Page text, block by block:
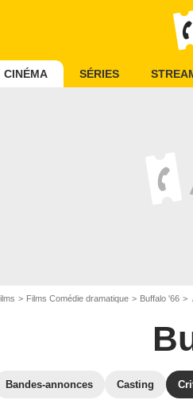
CINÉMA SÉRIES
Films Comédie dramatique Buffalo '66
Bandes-annonces Casting